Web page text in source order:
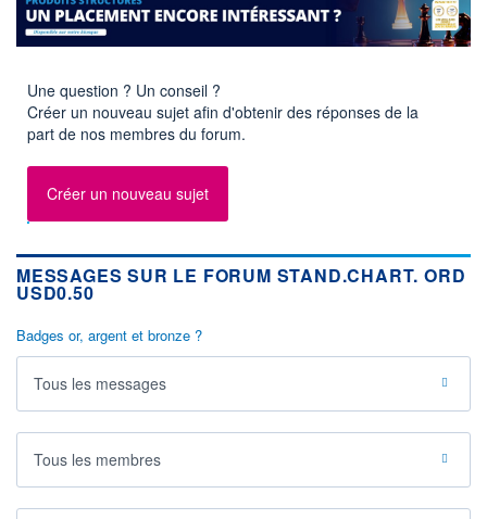
Cotation sur les autres places
OUVERTURE
+ HAUT
2 238,000
+ BAS
2 187,000
9 800 184
VALORISATION
4 865 729 MGBX
DERNIER ÉCHANGE
LIMITE À LA LIMITE À LA
ESTIMÉ 2026
-
2026
-
Une question ? Un conseil ?
Créer un nouveau sujet afin d'obtenir des réponses de la
part de nos membres du forum.
Créer un nouveau sujet
MESSAGES SUR LE FORUM STAND.CHART. ORD
USD0.50
Badges or, argent et bronze ?
Tous les messages
Tous les membres